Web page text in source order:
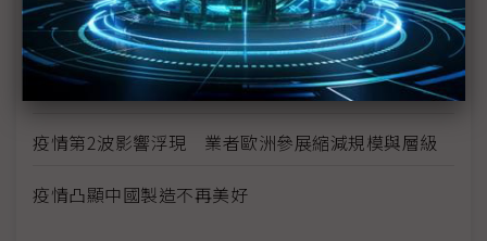
供需趨緊造成短期漲價 華新科非中國廠區稼動率滿
載
華為晶片自主阻力一波波 轉單中芯營運風險增
疫情第2波影響浮現 業者歐洲參展縮減規模與層級
疫情凸顯中國製造不再美好